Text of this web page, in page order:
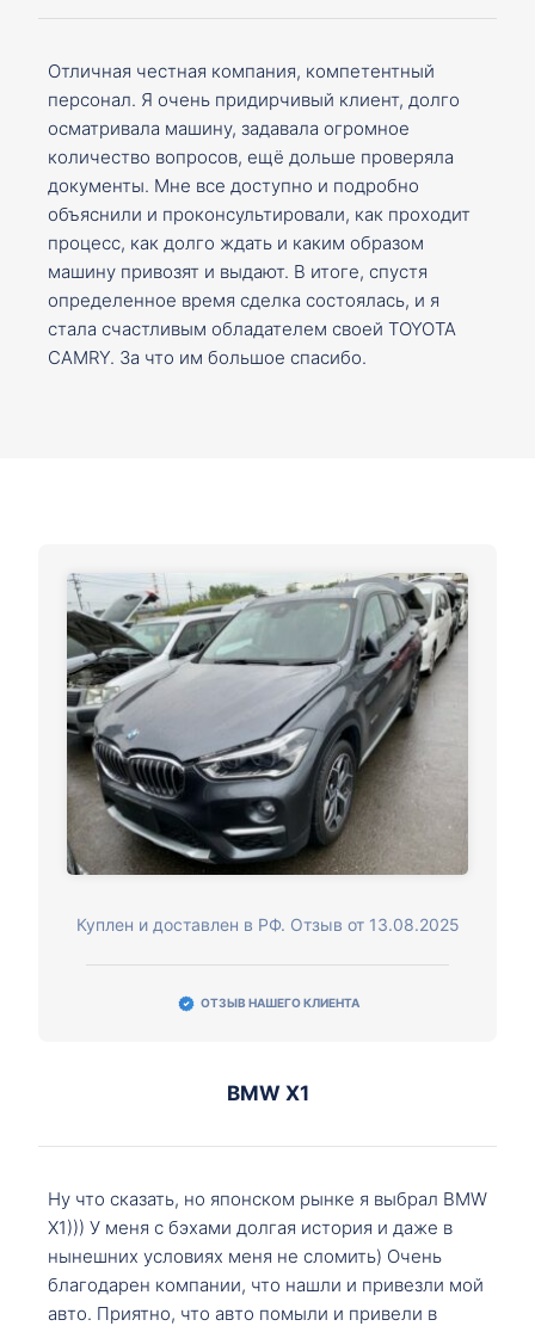
Отличная честная компания, компетентный
персонал. Я очень придирчивый клиент, долго
осматривала машину, задавала огромное
количество вопросов, ещё дольше проверяла
документы. Мне все доступно и подробно
объяснили и проконсультировали, как проходит
процесс, как долго ждать и каким образом
машину привозят и выдают. В итоге, спустя
определенное время сделка состоялась, и я
стала счастливым обладателем своей TOYOTA
CAMRY. За что им большое спасибо.
Куплен и доставлен в РФ. Отзыв от 13.08.2025
ОТЗЫВ НАШЕГО КЛИЕНТА
BMW X1
Ну что сказать, но японском рынке я выбрал BMW
X1))) У меня с бэхами долгая история и даже в
нынешних условиях меня не сломить) Очень
благодарен компании, что нашли и привезли мой
авто. Приятно, что авто помыли и привели в